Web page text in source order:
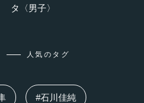
タ〈男子〉
人気のタグ
#石川佳純